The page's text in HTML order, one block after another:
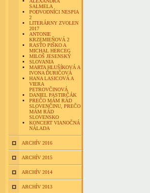
SALMELA
PODVODNÍCI NESPIA
2
LITERÁRNY ZVOLEN
2017
ANTONIE
KRZEMIEŇOVÁ 2
RASŤO PIŠKO A
MICHAL HERCEG
MILOŠ JESENSKÝ
SLOVANIA
MARTA HLUŠÍKOVÁ A
IVONA ĎURIČOVÁ
HANA LASICOVÁ A
VIERA
PETROVČINOVÁ
DANIEL PASTIRČÁK
PREČO MÁM RÁD
SLOVENČINU, PREČO
MÁM RÁD
SLOVENSKO
KONCERT VIANOČNÁ
NÁLADA
ARCHÍV 2016
ARCHÍV 2015
ARCHÍV 2014
ARCHÍV 2013